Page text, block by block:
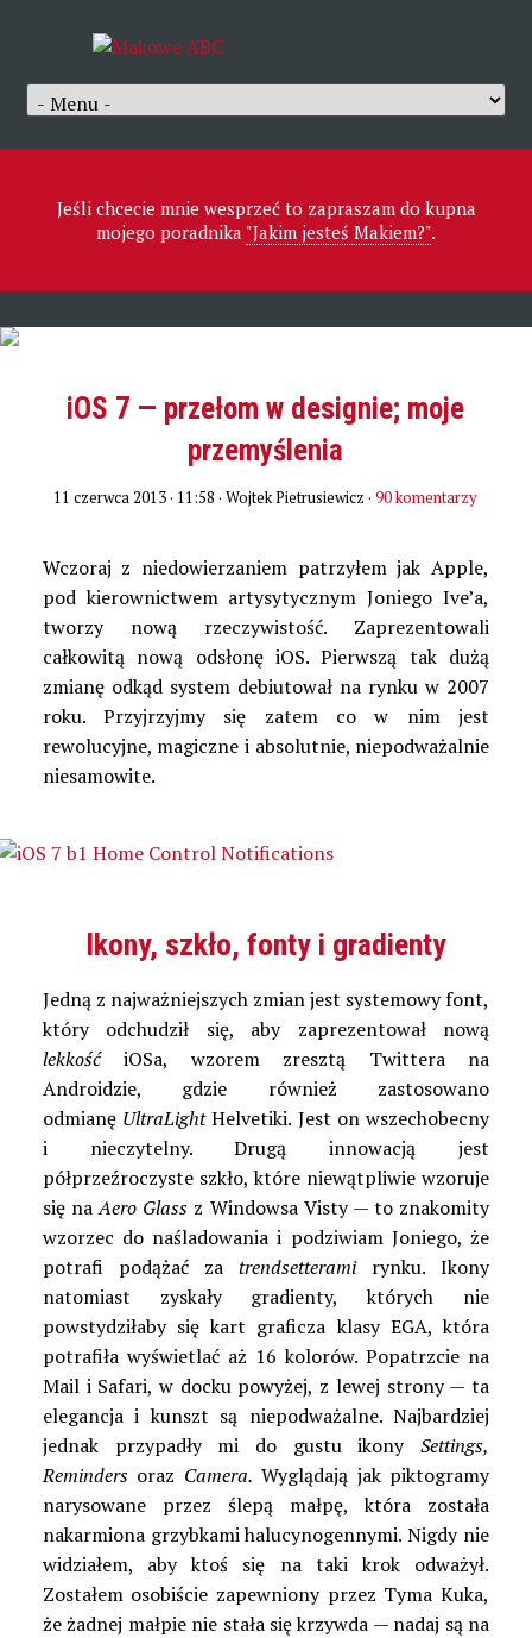
Jeśli chcecie mnie wesprzeć to zapraszam do kupna
mojego poradnika "Jakim jesteś Makiem?".
iOS 7 — przełom w designie; moje
przemyślenia
11 czerwca 2013 · 11:58 · Wojtek Pietrusiewicz ·90 komentarzy
Wczoraj z niedowierzaniem patrzyłem jak Apple,
pod kierownictwem artysytycznym Joniego Ive’a,
tworzy nową rzeczywistość. Zaprezentowali
całkowitą nową odsłonę iOS. Pierwszą tak dużą
zmianę odkąd system debiutował na rynku w 2007
roku. Przyjrzyjmy się zatem co w nim jest
rewolucyjne, magiczne i absolutnie, niepodważalnie
niesamowite.
Ikony, szkło, fonty i gradienty
Jedną z najważniejszych zmian jest systemowy font,
który odchudził się, aby zaprezentował nową
lekkośćiOSa, wzorem zresztą Twittera na
Androidzie, gdzie również zastosowano
odmianę UltraLightHelvetiki. Jest on wszechobecny
i nieczytelny. Drugą innowacją jest
półprzeźroczyste szkło, które niewątpliwie wzoruje
się naAero Glass z Windowsa Visty — to znakomity
wzorzec do naśladowania i podziwiam Joniego, że
potrafi podążać zatrendsetteramirynku. Ikony
natomiast zyskały gradienty, których nie
powstydziłaby się kart graficza klasy EGA, która
potrafiła wyświetlać aż 16 kolorów. Popatrzcie na
Mail i Safari, w docku powyżej, z lewej strony — ta
elegancja i kunszt są niepodważalne. Najbardziej
jednak przypadły mi do gustu ikonySettings,
Reminders oraz Camera. Wyglądają jak piktogramy
narysowane przez ślepą małpę, która została
nakarmiona grzybkami halucynogennymi. Nigdy nie
widziałem, aby ktoś się na taki krok odważył.
Zostałem osobiście zapewniony przez Tyma Kuka,
że żadnej małpie nie stała się krzywda — nadaj są na